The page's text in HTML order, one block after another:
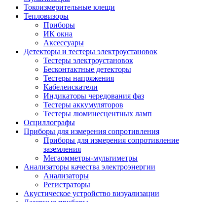
Токоизмерительные клещи
Тепловизоры
Приборы
ИК окна
Аксессуары
Детекторы и тестеры электроустановок
Тестеры электроустановок
Бесконтактные детекторы
Тестеры напряжения
Кабелеискатели
Индикаторы чередования фаз
Тестеры аккумуляторов
Тестеры люминесцентных ламп
Осциллографы
Приборы для измерения сопротивления
Приборы для измерения сопротивление
заземления
Мегаомметры-мультиметры
Анализаторы качества электроэнергии
Анализаторы
Регистраторы
Акустическое устройство визуализации